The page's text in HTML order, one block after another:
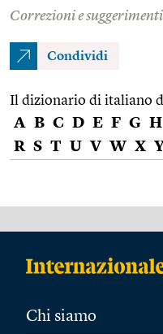
Correzioni e suggerimenti
Condividi
Il dizionario di italiano
A B C D E F G H
R S T U V W X
Chi siamo